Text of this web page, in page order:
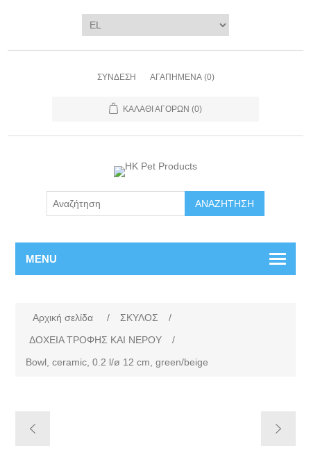
ΣΎΝΔΕΣΗ ΑΓΑΠΗΜΈΝΑ (0)
ΚΑΛΆΘΙ ΑΓΟΡΏΝ (0)
ΑΝΑΖΉΤΗΣΗ
MENU
Αρχική σελίδα / ΣΚΥΛΟΣ
/
ΔΟΧΕΙΑ ΤΡΟΦΗΣ ΚΑΙ ΝΕΡΟΥ
/
Bowl, ceramic, 0.2 l/ø 12 cm, green/beige